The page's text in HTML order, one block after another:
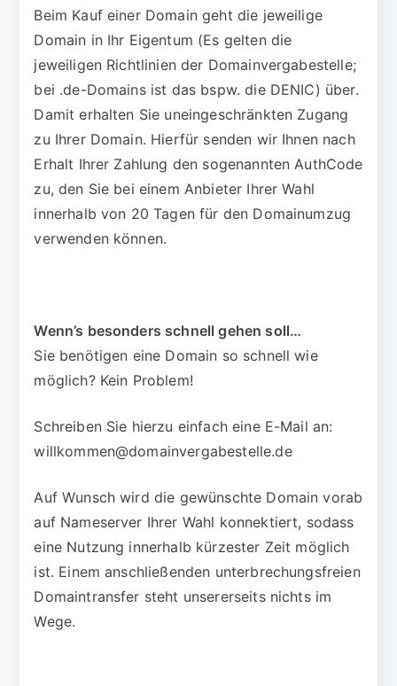
Beim Kauf einer Domain geht die jeweilige
Domain in Ihr Eigentum (Es gelten die
jeweiligen Richtlinien der Domainvergabestelle;
bei .de-Domains ist das bspw. die DENIC) über.
Damit erhalten Sie uneingeschränkten Zugang
zu Ihrer Domain. Hierfür senden wir Ihnen nach
Erhalt Ihrer Zahlung den sogenannten AuthCode
zu, den Sie bei einem Anbieter Ihrer Wahl
innerhalb von 20 Tagen für den Domainumzug
verwenden können.
Wenn’s besonders schnell gehen soll…
Sie benötigen eine Domain so schnell wie
möglich? Kein Problem!
Schreiben Sie hierzu einfach eine E-Mail an:
willkommen@domainvergabestelle.de
Auf Wunsch wird die gewünschte Domain vorab
auf Nameserver Ihrer Wahl konnektiert, sodass
eine Nutzung innerhalb kürzester Zeit möglich
ist. Einem anschließenden unterbrechungsfreien
Domaintransfer steht unsererseits nichts im
Wege.